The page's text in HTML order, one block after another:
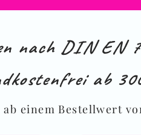
nach DIN EN
ab
ab einem Bestellwert